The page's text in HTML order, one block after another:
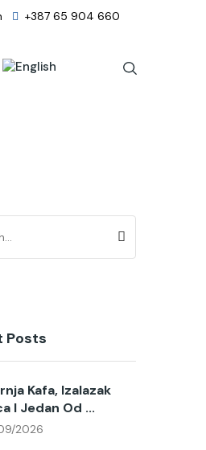
+387 65 904 660
Posts
Kafa, Izalazak
I Jedan Od ...
2026